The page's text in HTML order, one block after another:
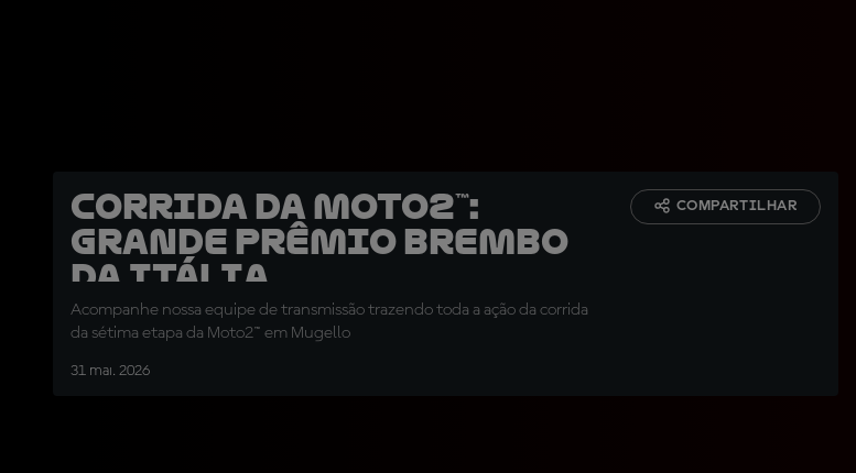
Corrida da Moto2™:
Grande Prêmio Brembo
da Itália
Acompanhe nossa equipe de transmissão trazendo toda a ação da corrida
da sétima etapa da Moto2™ em Mugello
31 mai. 2026
COMPARTILHAR